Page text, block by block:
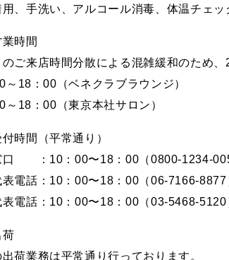
、手洗い、アルコール消毒、体温チェッ
時間
ご来店時間分散による混雑緩和のため
～18：00（ベネクラブラウンジ）
～18：00（東京本社サロン）
時間（平常通り）
口 ：10：00〜18：00（0800-1234-005
表電話：10：00〜18：00（06-7166-8877
表電話：10：00〜18：00（03-5468-5120
荷
出荷業務は平常通り行っております。